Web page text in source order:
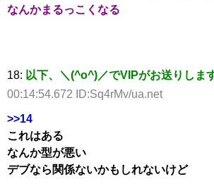
なんかまるっこくなる
18: 以下、＼(^o^)／でVIPがお送りしま
00:14:54.672 ID:Sq4rMv/ua.net
>>14
これはある
なんか型が悪い
デブなら関係ないかもしれないけど